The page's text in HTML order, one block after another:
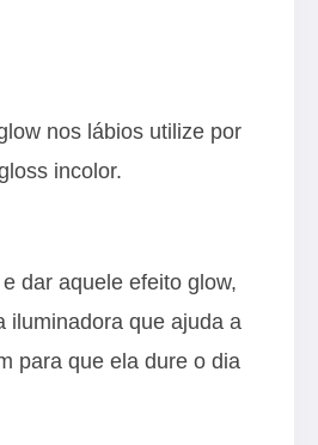
nos lábios utilize por
incolor.
dar aquele efeito glow,
iluminadora que ajuda a
para que ela dure o dia